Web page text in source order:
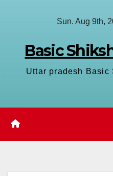
Sun. Aug 9th,
Basic
Uttar pradesh Basic